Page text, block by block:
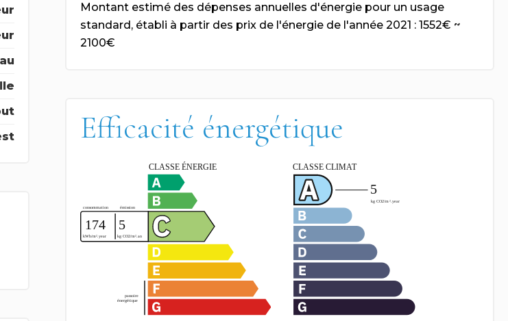
Montant estimé des dépenses annuelles d'énergie pour un usage
standard, établi à partir des prix de l'énergie de l'année 2021 : 1552€ ~
2100€
Efficacité énergétique